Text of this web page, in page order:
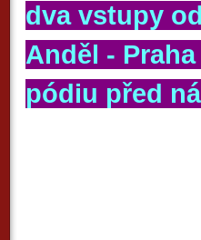
dva vstupy
Anděl - Praha
pódiu před